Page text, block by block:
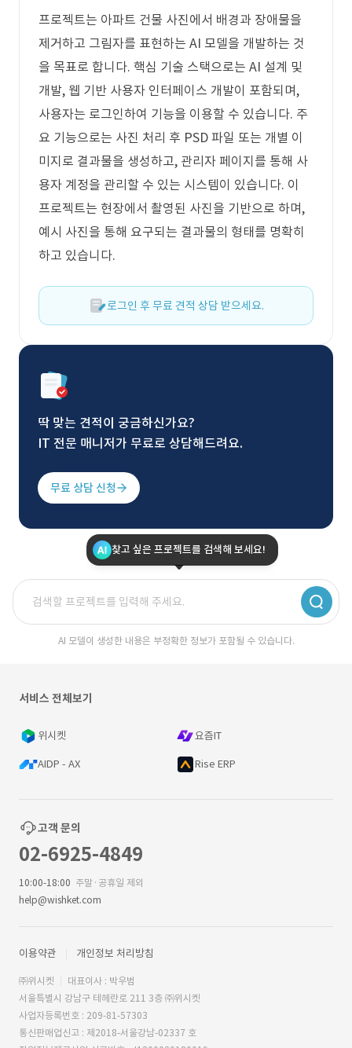
프로젝트는 아파트 건물 사진에서 배경과 장애물을
제거하고 그림자를 표현하는 AI 모델을 개발하는 것
을 목표로 합니다. 핵심 기술 스택으로는 AI 설계 및
개발, 웹 기반 사용자 인터페이스 개발이 포함되며,
사용자는 로그인하여 기능을 이용할 수 있습니다. 주
요 기능으로는 사진 처리 후 PSD 파일 또는 개별 이
미지로 결과물을 생성하고, 관리자 페이지를 통해 사
용자 계정을 관리할 수 있는 시스템이 있습니다. 이
프로젝트는 현장에서 촬영된 사진을 기반으로 하며,
예시 사진을 통해 요구되는 결과물의 형태를 명확히
하고 있습니다.
로그인 후 무료 견적 상담 받으세요.
딱 맞는 견적이 궁금하신가요?
IT 전문 매니저가 무료로 상담해드려요.
무료 상담 신청
찾고 싶은 프로젝트를 검색해 보세요!
AI 모델이 생성한 내용은 부정확한 정보가 포함될 수 있습니다.
서비스 전체보기
위시켓 요즘IT
AIDP - AX Rise ERP
고객 문의
02-6925-4849
10:00-18:00 주말·공휴일 제외
help@wishket.com
이용약관 개인정보 처리방침
㈜위시켓
대표이사 : 박우범
서울특별시 강남구 테헤란로 211 3층 ㈜위시켓
사업자등록번호 : 209-81-57303
통신판매업신고 : 제2018-서울강남-02337 호